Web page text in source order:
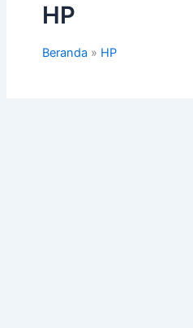
HP
Beranda HP